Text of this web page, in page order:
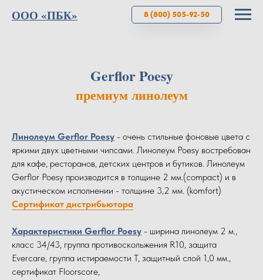
ООО «ПБК» 8 (800) 505-92-50
Gerflor Poesy
премиум линолеум
Линолеум Gerflor Poesy - очень стильные фоновые цвета с
яркими двух цветными чипсами. Линолеум Poesy востребован
для кафе, ресторанов, детских центров и бутиков. Линолеум
Gerflor Poesy производится в толщине 2 мм.(сompact) и в
акустическом исполнении - толщине 3,2 мм. (komfort)
Сертификат дистрибьютора
Характеристики Gerflor Poesy - ширина линолеум 2 м.,
класс 34/43, группа противоскольжения R10, защита
Evercare, группа истираемости Т, защитный слой 1,0 мм.,
сертификат Floorscore,